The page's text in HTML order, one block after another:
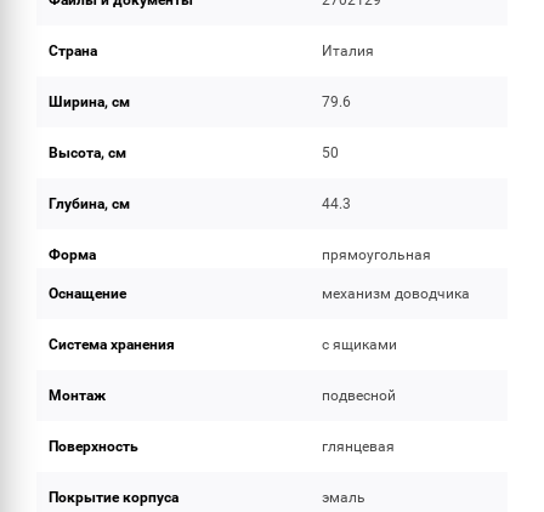
Страна Италия
Ширина, см 79.6
Высота, см 50
Глубина, см 44.3
Форма прямоугольная
Оснащение механизм доводчика
Система хранения с ящиками
Монтаж подвесной
Поверхность глянцевая
Покрытие корпуса эмаль